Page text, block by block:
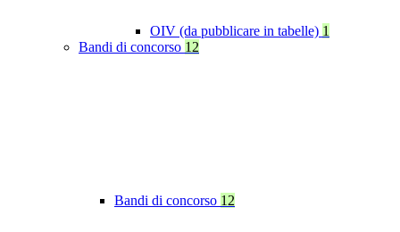
OIV (da pubblicare in tabelle) 1
Bandi di concorso 12
Bandi di concorso 12